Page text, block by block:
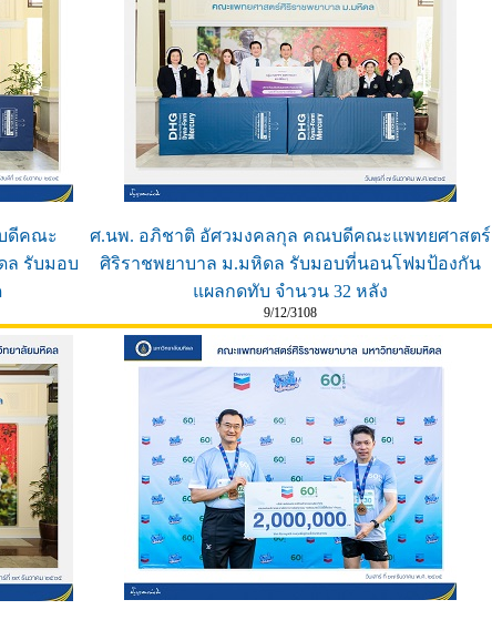
ดีคณะ
ล รับมอบ
ศ.นพ. อภิชาติ อัศวมงคลกุล คณบดีคณะแพทยศาสตร์
ศิริราชพยาบาล ม.มหิดล รับมอบที่นอนโฟมป้องกัน
แผลกดทับ จำนวน 32 หลัง
9/12/3108